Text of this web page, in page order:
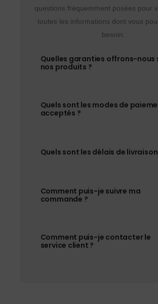
questions fréquemment posées pour
toutes les informations dont vous
besoin.
Quelles garanties offrons-nous
nos produits ?
Quels sont les modes de
acceptés ?
Quels sont les délais de livraison
Comment puis-je suivre ma
commande ?
Comment puis-je contacter le
service client ?